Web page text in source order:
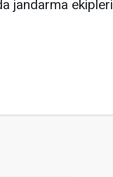
jandarma ekipleri